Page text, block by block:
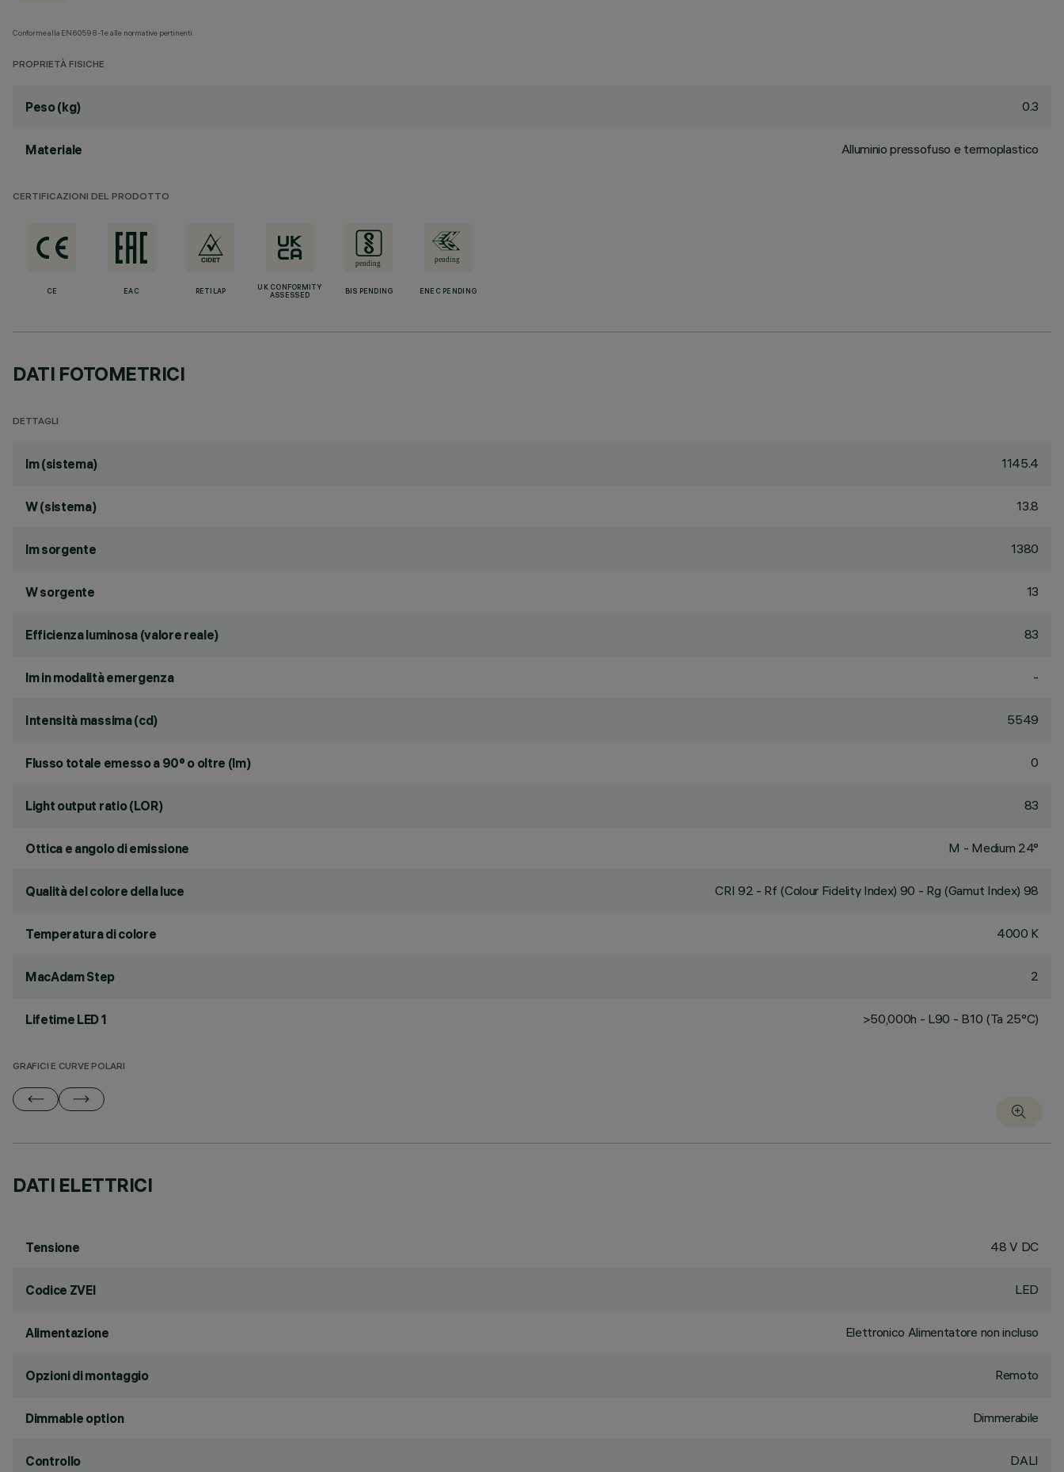
Conforme alla EN60598-1 e alle normative pertinenti.
PROPRIETÀ FISICHE
Peso (kg) 0.3
Materiale Alluminio pressofuso e termoplastico
CERTIFICAZIONI DEL PRODOTTO
CE EAC RETILAP
UK CONFORMITY
ASSESSED
BIS PENDING ENEC PENDING
DATI FOTOMETRICI
DETTAGLI
lm (sistema) 1145.4
W (sistema) 13.8
lm sorgente 1380
W sorgente 13
Efficienza luminosa (valore reale) 83
lm in modalità emergenza -
Intensità massima (cd) 5549
Flusso totale emesso a 90° o oltre (lm) 0
Light output ratio (LOR) 83
Ottica e angolo di emissione M - Medium 24°
Qualità del colore della luce CRI 92 - Rf (Colour Fidelity Index) 90 - Rg (Gamut Index) 98
Temperatura di colore 4000 K
MacAdam Step 2
Lifetime LED 1 >50,000h - L90 - B10 (Ta 25°C)
GRAFICI E CURVE POLARI
DATI ELETTRICI
Tensione 48 V DC
Codice ZVEI LED
Alimentazione Elettronico Alimentatore non incluso
Opzioni di montaggio Remoto
Dimmable option Dimmerabile
Controllo DALI